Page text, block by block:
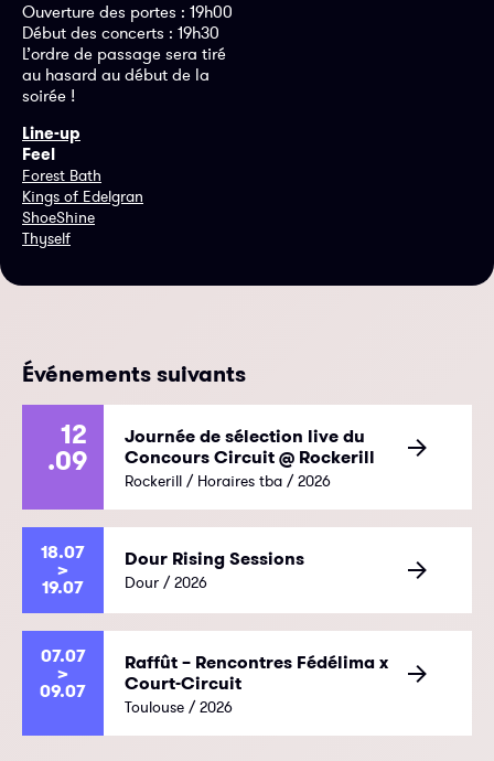
Ouverture des portes : 19h00
Début des concerts : 19h30
L’ordre de passage sera tiré
au hasard au début de la
soirée !
Line-up
Feel
Forest Bath
Kings of Edelgran
ShoeShine
Thyself
Événements suivants
12
.09
Journée de sélection live du
Concours Circuit @ Rockerill
Rockerill / Horaires tba / 2026
18.07
>
19.07
Dour Rising Sessions
Dour / 2026
07.07
>
09.07
Raffût – Rencontres Fédélima x
Court-Circuit
Toulouse / 2026